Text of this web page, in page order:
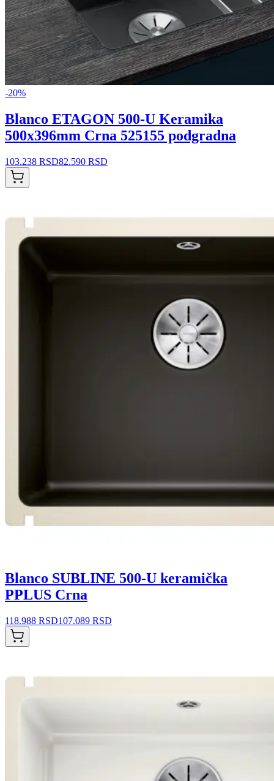
-20%
Blanco ETAGON 500-U Keramika
500x396mm Crna 525155 podgradna
103.238 RSD82.590 RSD
Blanco SUBLINE 500-U keramička
PPLUS Crna
118.988 RSD107.089 RSD